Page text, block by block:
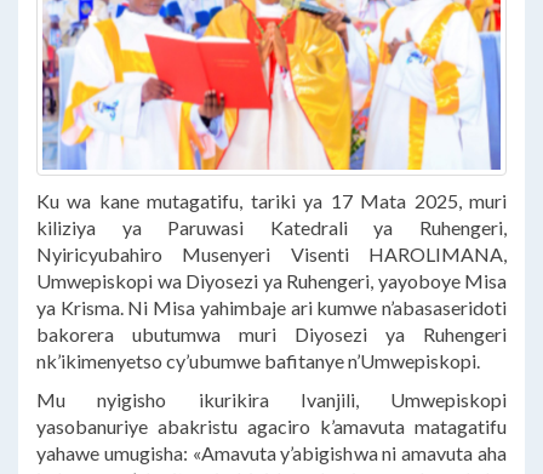
Ku wa kane mutagatifu, tariki ya 17 Mata 2025, muri
kiliziya ya Paruwasi Katedrali ya Ruhengeri,
Nyiricyubahiro Musenyeri Visenti HAROLIMANA,
Umwepiskopi wa Diyosezi ya Ruhengeri, yayoboye Misa
ya Krisma. Ni Misa yahimbaje ari kumwe n’abasaseridoti
bakorera ubutumwa muri Diyosezi ya Ruhengeri
nk’ikimenyetso cy’ubumwe bafitanye n’Umwepiskopi.
Mu nyigisho ikurikira Ivanjili, Umwepiskopi
yasobanuriye abakristu agaciro k’amavuta matagatifu
yahawe umugisha: «Amavuta y’abigishwa ni amavuta aha